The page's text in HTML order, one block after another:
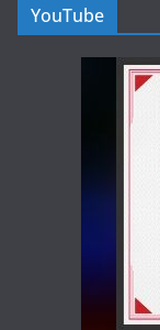
YouTube